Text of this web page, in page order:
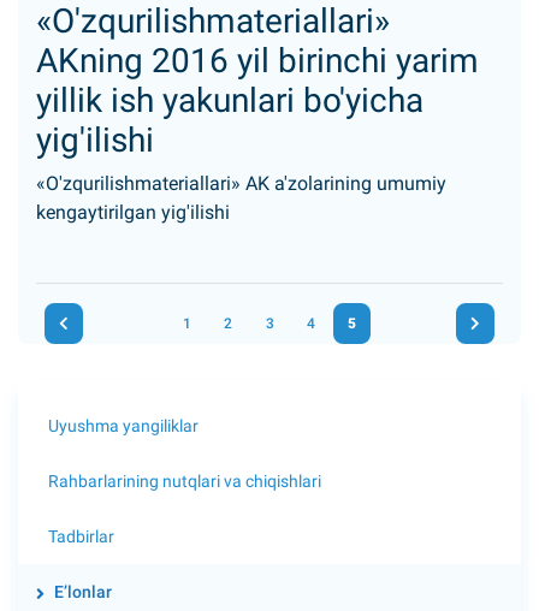
«O'zqurilishmateriallari»
AKning 2016 yil birinchi yarim
yillik ish yakunlari bo'yicha
yig'ilishi
«O'zqurilishmateriallari» AK a'zolarining umumiy
kengaytirilgan yig'ilishi
1 2 3 4 5
Uyushma yangiliklar
Rahbarlarining nutqlari va chiqishlari
Tadbirlar
E’lonlar